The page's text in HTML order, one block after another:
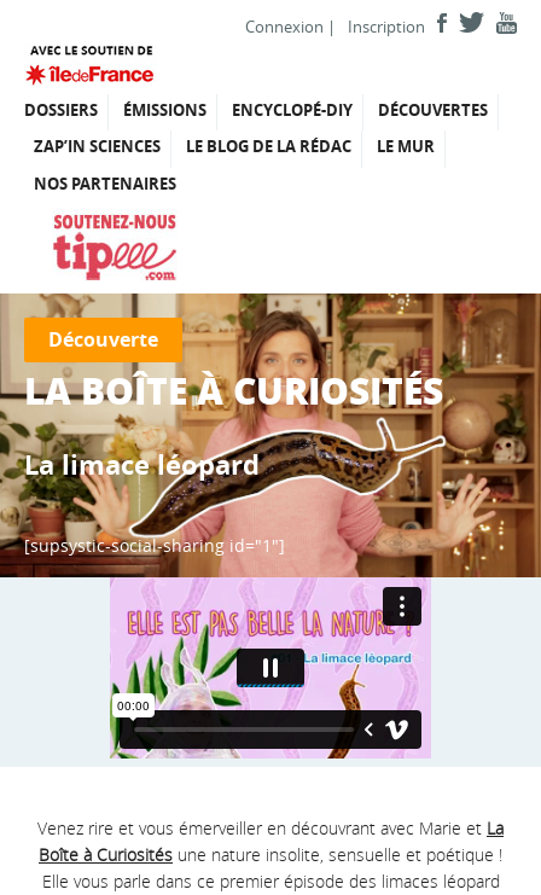
Connexion | Inscription
DOSSIERS ÉMISSIONS ENCYCLOPÉ-DIY
DÉCOUVERTES
ZAP’IN SCIENCES
LE BLOG DE LA RÉDAC
LE MUR
NOS PARTENAIRES
Découverte
LA BOÎTE À CURIOSITÉS
La limace léopard
[supsystic-social-sharing id="1"]
Venez rire et vous émerveiller en découvrant avec Marie et La
Boîte à Curiosités une nature insolite, sensuelle et poétique !
Elle vous parle dans ce premier épisode des limaces léopard